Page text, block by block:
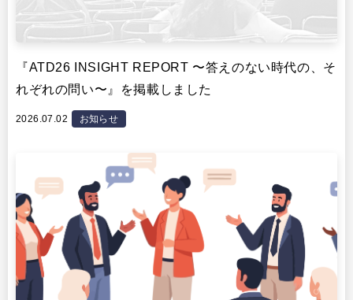
『ATD26 INSIGHT REPORT 〜答えのない時代の、そ
れぞれの問い〜』を掲載しました
2026.07.02 お知らせ